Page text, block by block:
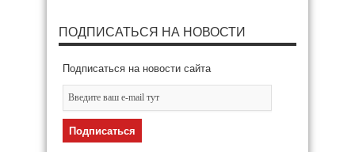
ПОДПИСАТЬСЯ НА НОВОСТИ
Подписаться на новости сайта